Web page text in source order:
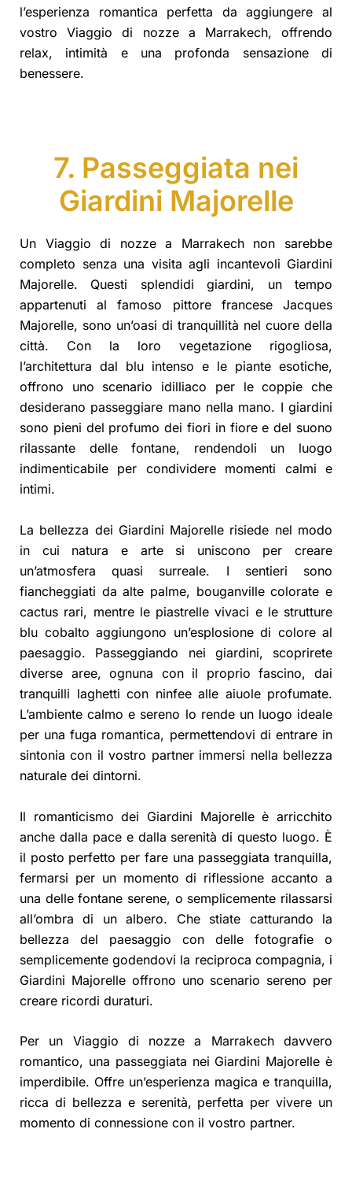
l’esperienza romantica perfetta da aggiungere al
vostro Viaggio di nozze a Marrakech, offrendo
relax, intimità e una profonda sensazione di
benessere.
7. Passeggiata nei
Giardini Majorelle
Un Viaggio di nozze a Marrakech non sarebbe
completo senza una visita agli incantevoli Giardini
Majorelle. Questi splendidi giardini, un tempo
appartenuti al famoso pittore francese Jacques
Majorelle, sono un’oasi di tranquillità nel cuore della
città. Con la loro vegetazione rigogliosa,
l’architettura dal blu intenso e le piante esotiche,
offrono uno scenario idilliaco per le coppie che
desiderano passeggiare mano nella mano. I giardini
sono pieni del profumo dei fiori in fiore e del suono
rilassante delle fontane, rendendoli un luogo
indimenticabile per condividere momenti calmi e
intimi.
La bellezza dei Giardini Majorelle risiede nel modo
in cui natura e arte si uniscono per creare
un’atmosfera quasi surreale. I sentieri sono
fiancheggiati da alte palme, bouganville colorate e
cactus rari, mentre le piastrelle vivaci e le strutture
blu cobalto aggiungono un’esplosione di colore al
paesaggio. Passeggiando nei giardini, scoprirete
diverse aree, ognuna con il proprio fascino, dai
tranquilli laghetti con ninfee alle aiuole profumate.
L’ambiente calmo e sereno lo rende un luogo ideale
per una fuga romantica, permettendovi di entrare in
sintonia con il vostro partner immersi nella bellezza
naturale dei dintorni.
Il romanticismo dei Giardini Majorelle è arricchito
anche dalla pace e dalla serenità di questo luogo. È
il posto perfetto per fare una passeggiata tranquilla,
fermarsi per un momento di riflessione accanto a
una delle fontane serene, o semplicemente rilassarsi
all’ombra di un albero. Che stiate catturando la
bellezza del paesaggio con delle fotografie o
semplicemente godendovi la reciproca compagnia, i
Giardini Majorelle offrono uno scenario sereno per
creare ricordi duraturi.
Per un Viaggio di nozze a Marrakech davvero
romantico, una passeggiata nei Giardini Majorelle è
imperdibile. Offre un’esperienza magica e tranquilla,
ricca di bellezza e serenità, perfetta per vivere un
momento di connessione con il vostro partner.